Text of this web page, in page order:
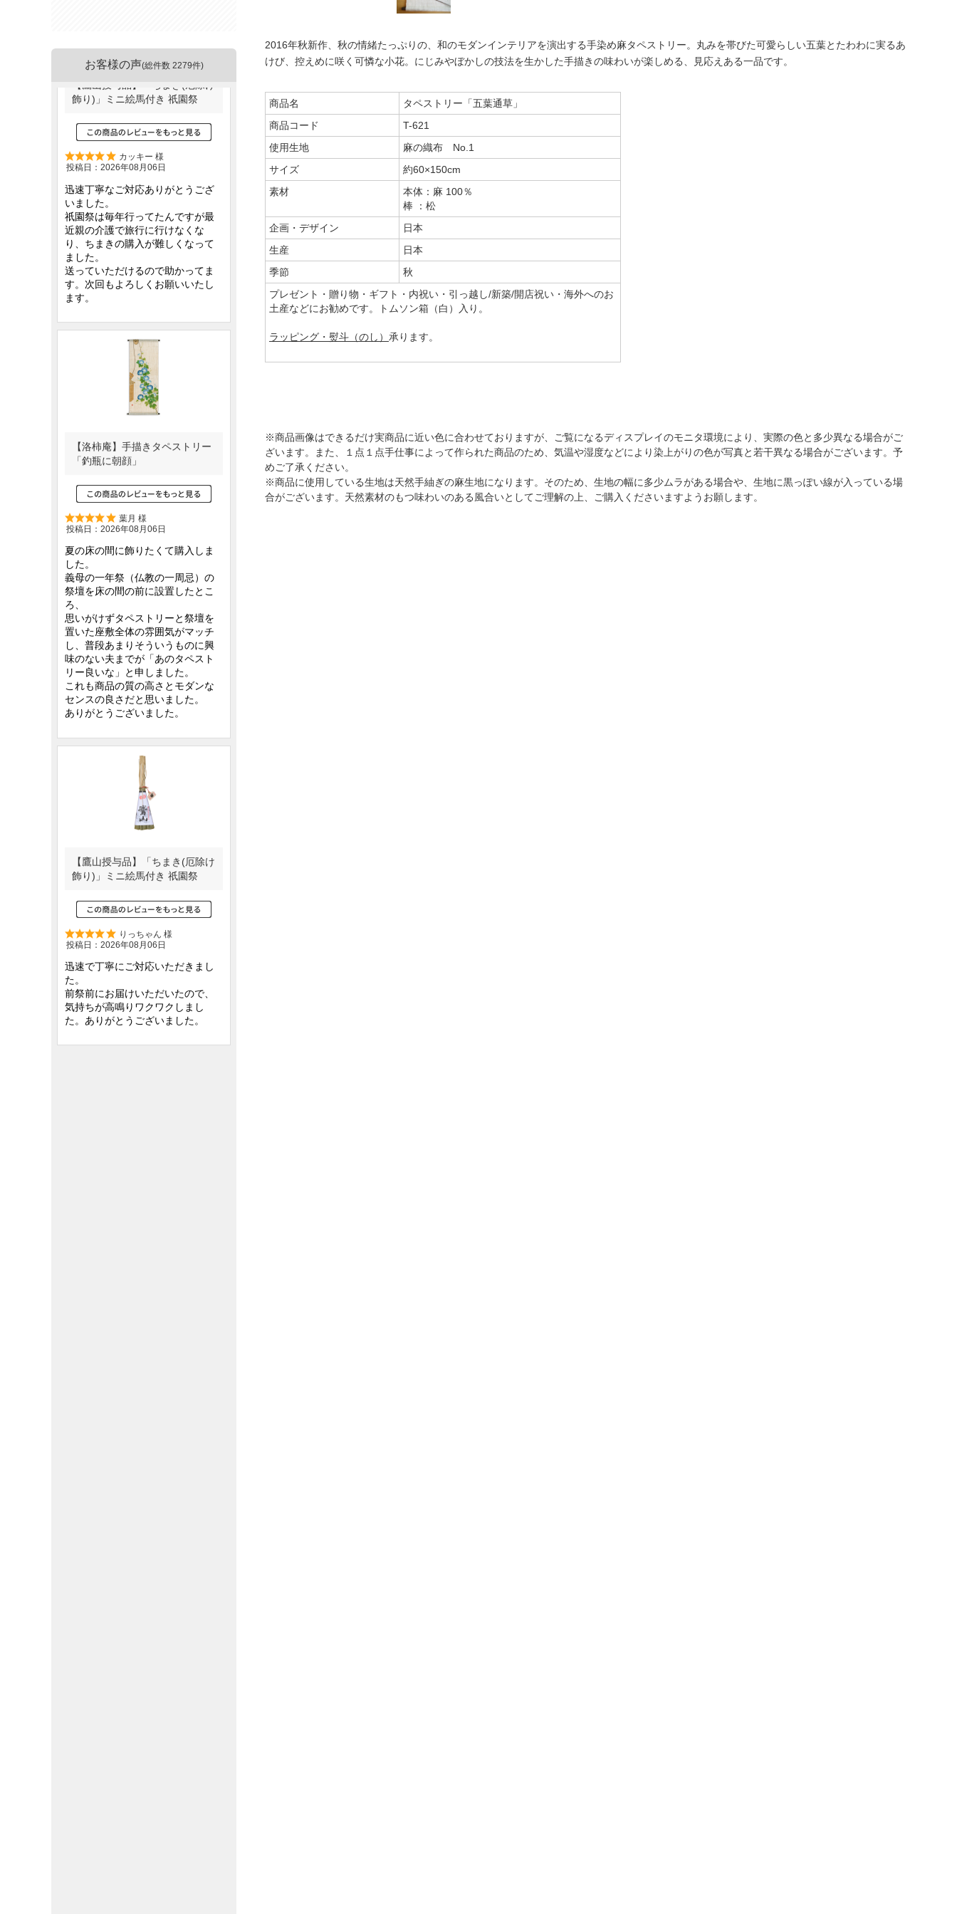
2016年秋新作、秋の情緒たっぷりの、和のモダンインテリアを演出する手染め麻タペストリー。丸みを帯びた可愛らしい五葉とたわわに実るあ
けび、控えめに咲く可憐な小花。にじみやぼかしの技法を生かした手描きの味わいが楽しめる、見応えある一品です。
商品名
タペストリー「五葉通草」
商品コード
T-621
使用生地
麻の織布 No.1
サイズ
約60×150cm
素材
本体：麻 100％
棒 ：松
企画・デザイン
日本
生産
日本
季節
秋
プレゼント・贈り物・ギフト・内祝い・引っ越し/新築/開店祝い・海外へのお
土産などにお勧めです。トムソン箱（白）入り。
ラッピング・熨斗（のし） 承ります。
※商品画像はできるだけ実商品に近い色に合わせておりますが、ご覧になるディスプレイのモニタ環境により、実際の色と多少異なる場合がご
ざいます。また、１点１点手仕事によって作られた商品のため、気温や湿度などにより染上がりの色が写真と若干異なる場合がございます。予
めご了承ください。
※商品に使用している生地は天然手紬ぎの麻生地になります。そのため、生地の幅に多少ムラがある場合や、生地に黒っぽい線が入っている場
合がございます。天然素材のもつ味わいのある風合いとしてご理解の上、ご購入くださいますようお願します。
お客様の声(総件数 2279件)